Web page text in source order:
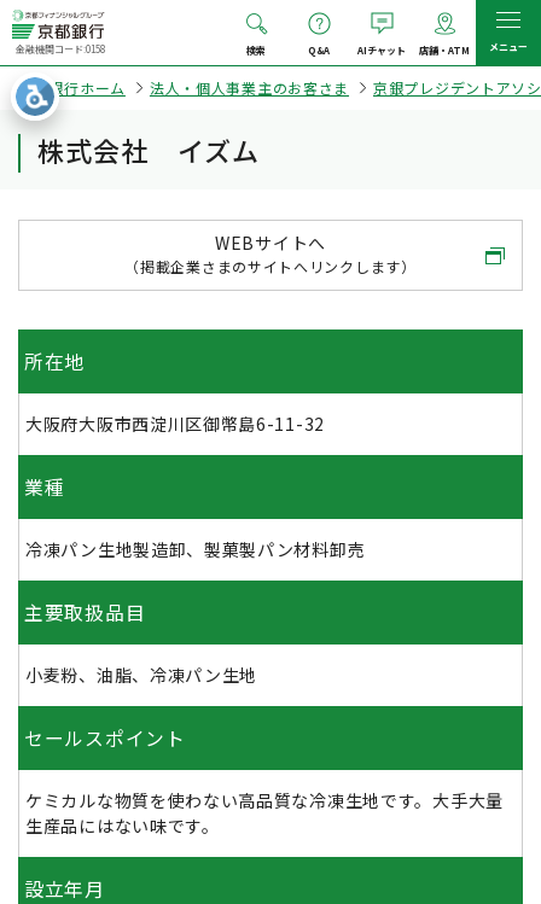
金融機関コード:0158 検索 Q&A AIチャット 店舗・ATM メニュー
京都銀行ホーム 法人・個人事業主のお客さま 京銀プレジデントアソ
株式会社 イズム
WEBサイトへ
（掲載企業さまのサイトへリンクします）
所在地
大阪府大阪市西淀川区御幣島6-11-32
業種
冷凍パン生地製造卸、製菓製パン材料卸売
主要取扱品目
小麦粉、油脂、冷凍パン生地
セールスポイント
ケミカルな物質を使わない高品質な冷凍生地です。大手大量
生産品にはない味です。
設立年月